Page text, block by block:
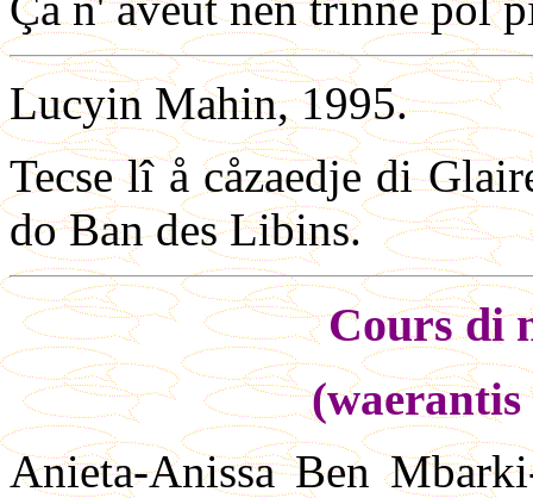
Lucyin Mahin, 1995.
Tecse lî å cåzaedje di
do Ban des Libins.
Cours di
Anieta-Anissa Ben